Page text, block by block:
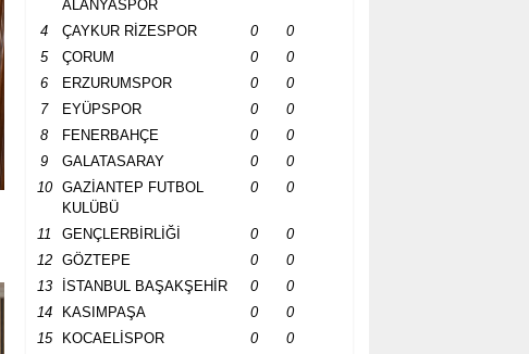
ALANYASPOR
4 ÇAYKUR RİZESPOR 0
0
5
ÇORUM 0
0
6
ERZURUMSPOR 0
0
7
EYÜPSPOR 0
0
8
FENERBAHÇE 0
0
9
GALATASARAY 0
0
10
GAZİANTEP FUTBOL
KULÜBÜ
0 0
11 GENÇLERBİRLİĞİ 0
0
12
GÖZTEPE 0
0
13
İSTANBUL BAŞAKŞEHİR 0
0
14
KASIMPAŞA 0
0
15
KOCAELİSPOR 0
0